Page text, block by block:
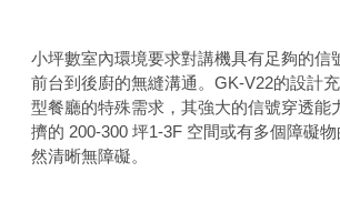
小坪數室內環境要求對講機具有足夠的信
前台到後廚的無縫溝通。GK-V22的設計
型餐廳的特殊需求，其強大的信號穿透能
擠的 200-300 坪1-3F 空間或有多個障礙
然清晰無障礙。